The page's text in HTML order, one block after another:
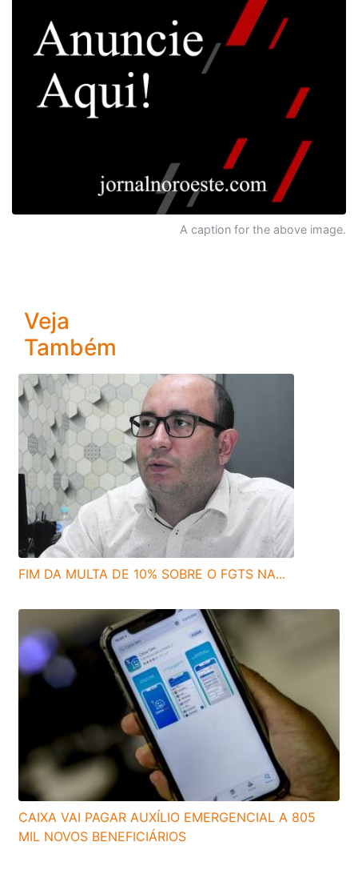
A caption for the above image.
Veja
Também
FIM DA MULTA DE 10% SOBRE O FGTS NA...
CAIXA VAI PAGAR AUXÍLIO EMERGENCIAL A 805
MIL NOVOS BENEFICIÁRIOS